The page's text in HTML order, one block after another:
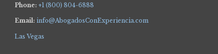
Phone: +1 (800) 804-6888
Email: info@AbogadosConExperiencia.com
Las Vegas